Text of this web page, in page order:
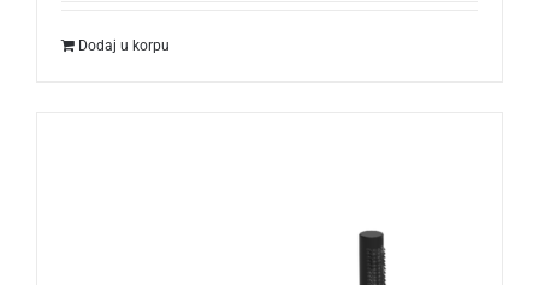
Dodaj u korpu